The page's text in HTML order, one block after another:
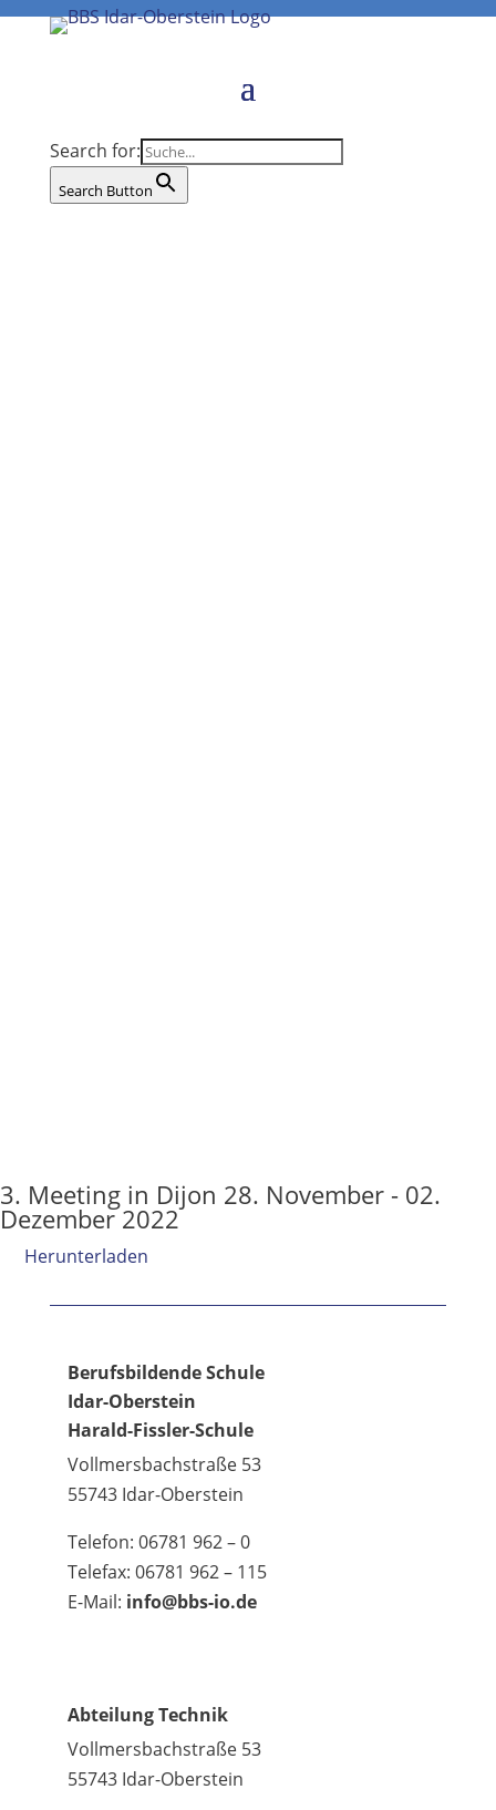
Search for:
Search Button
3. Meeting in Dijon 28. November - 02.
Dezember 2022
Herunterladen
Berufsbildende Schule
Idar-Oberstein
Harald-Fissler-Schule
Vollmersbachstraße 53
55743 Idar-Oberstein
Telefon: 06781 962 – 0
Telefax: 06781 962 – 115
E-Mail: info@bbs-io.de
Abteilung Technik
Vollmersbachstraße 53
55743 Idar-Oberstein